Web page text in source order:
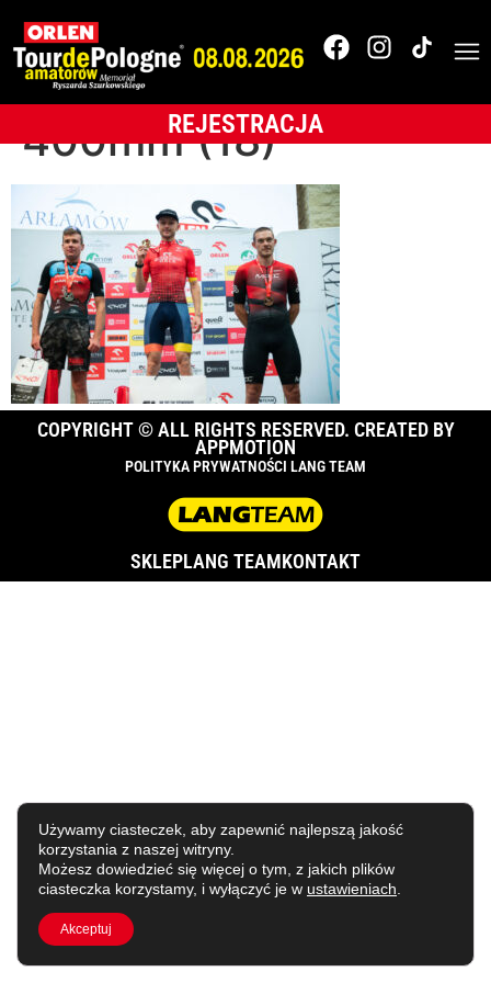
REJESTRACJA
OLTR_A_24_fot.
Michał Trzpis,
400mm (18)
COPYRIGHT © ALL RIGHTS RESERVED. CREATED BY
APPMOTION
POLITYKA PRYWATNOŚCI LANG TEAM
SKLEPLANG TEAMKONTAKT
Używamy ciasteczek, aby zapewnić najlepszą jakość
korzystania z naszej witryny.
Możesz dowiedzieć się więcej o tym, z jakich plików
ciasteczka korzystamy, i wyłączyć je w ustawieniach
Akceptuj